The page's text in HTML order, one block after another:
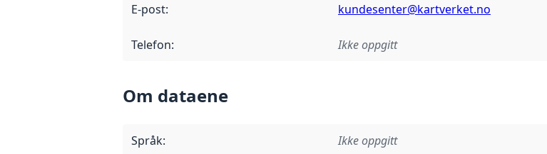
E-post: kundesenter@kartverket.no
Telefon: Ikke oppgitt
Om dataene
Språk: Ikke oppgitt